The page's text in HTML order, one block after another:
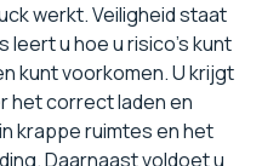
werkt. Veiligheid staat
leert u hoe u risico's kunt
kunt voorkomen. U krijgt
het correct laden en
krappe ruimtes en het
Daarnaast voldoet u